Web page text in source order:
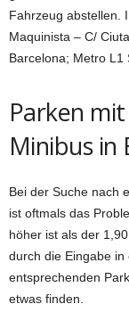
Fahrzeug abstellen.
Maquinista – C/
Barcelona; Metro L1
Parken
Minibus in
Bei der Suche nach
ist oftmals das
höher ist als der
durch die Eingabe
entsprechenden
etwas finden.